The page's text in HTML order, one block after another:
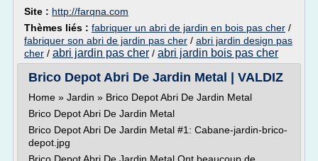
Site : http://farqna.com
Thèmes liés : fabriquer un abri de jardin en bois pas cher /
fabriquer son abri de jardin pas cher / abri jardin design pas
cher / abri jardin pas cher / abri jardin bois pas cher
Brico Depot Abri De Jardin Metal | VALDIZ
Home » Jardin » Brico Depot Abri De Jardin Metal
Brico Depot Abri De Jardin Metal
Brico Depot Abri De Jardin Metal #1: Cabane-jardin-brico-
depot.jpg